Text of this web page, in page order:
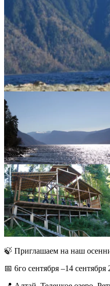
🍃 Приглашаем на наш
📅 6го сентября –14 сентября